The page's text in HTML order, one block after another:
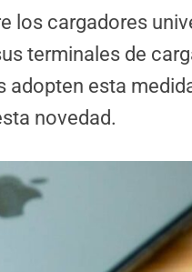
los cargadores
terminales de
esta
novedad.